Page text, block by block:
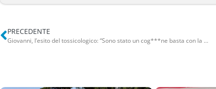
PRECEDENTE
Giovanni, l’esito del tossicologico: “Sono stato un cog***ne basta con la strada”